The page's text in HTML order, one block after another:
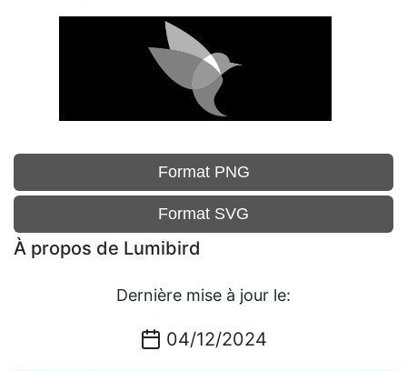
Format PNG
Format SVG
À propos de Lumibird
Dernière mise à jour le:
04/12/2024